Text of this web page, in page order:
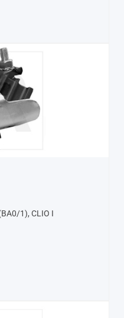
1), CLIO I